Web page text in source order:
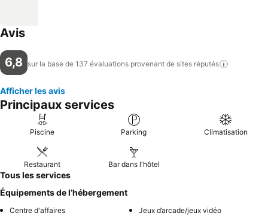
Avis
6,8 sur la base de 137 évaluations provenant de sites réputés
Afficher les avis
Principaux services
Piscine Parking Climatisation
Restaurant Bar dans l'hôtel
Tous les services
Équipements de l’hébergement
Centre d'affaires
Jeux d’arcade/jeux vidéo